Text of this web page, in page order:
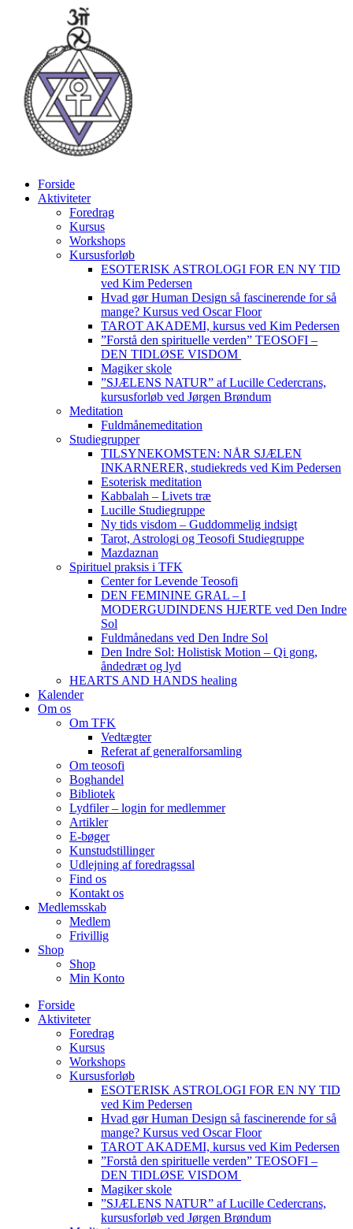
Forside
Aktiviteter
Foredrag
Kursus
Workshops
Kursusforløb
ESOTERISK ASTROLOGI FOR EN NY TID
ved Kim Pedersen
Hvad gør Human Design så fascinerende for så
mange? Kursus ved Oscar Floor
TAROT AKADEMI, kursus ved Kim Pedersen
”Forstå den spirituelle verden” TEOSOFI –
DEN TIDLØSE VISDOM
Magiker skole
”SJÆLENS NATUR” af Lucille Cedercrans,
kursusforløb ved Jørgen Brøndum
Meditation
Fuldmånemeditation
Studiegrupper
TILSYNEKOMSTEN: NÅR SJÆLEN
INKARNERER, studiekreds ved Kim Pedersen
Esoterisk meditation
Kabbalah – Livets træ
Lucille Studiegruppe
Ny tids visdom – Guddommelig indsigt
Tarot, Astrologi og Teosofi Studiegruppe
Mazdaznan
Spirituel praksis i TFK
Center for Levende Teosofi
DEN FEMININE GRAL – I
MODERGUDINDENS HJERTE ved Den Indre
Sol
Fuldmånedans ved Den Indre Sol
Den Indre Sol: Holistisk Motion – Qi gong,
åndedræt og lyd
HEARTS AND HANDS healing
Kalender
Om os
Om TFK
Vedtægter
Referat af generalforsamling
Om teosofi
Boghandel
Bibliotek
Lydfiler – login for medlemmer
Artikler
E-bøger
Kunstudstillinger
Udlejning af foredragssal
Find os
Kontakt os
Medlemsskab
Medlem
Frivillig
Shop
Shop
Min Konto
Forside
Aktiviteter
Foredrag
Kursus
Workshops
Kursusforløb
ESOTERISK ASTROLOGI FOR EN NY TID
ved Kim Pedersen
Hvad gør Human Design så fascinerende for så
mange? Kursus ved Oscar Floor
TAROT AKADEMI, kursus ved Kim Pedersen
”Forstå den spirituelle verden” TEOSOFI –
DEN TIDLØSE VISDOM
Magiker skole
”SJÆLENS NATUR” af Lucille Cedercrans,
kursusforløb ved Jørgen Brøndum